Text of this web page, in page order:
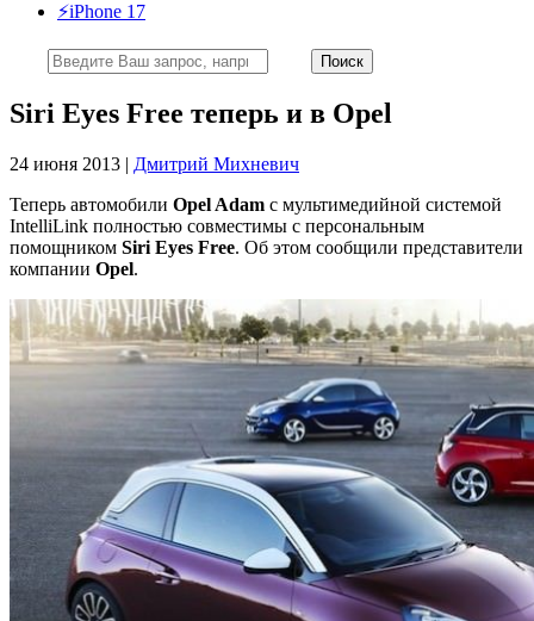
⚡️iPhone 17
Siri Eyes Free теперь и в Opel
24 июня 2013 | Дмитрий Михневич
Теперь автомобили Opel Adam с мультимедийной системой
IntelliLink полностью совместимы с персональным
помощником Siri Eyes Free. Об этом сообщили представители
компании Opel.